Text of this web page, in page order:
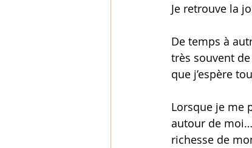
Je retrouve la
De temps à
très souvent
que j’espère
Lorsque je me
autour de moi…
richesse de